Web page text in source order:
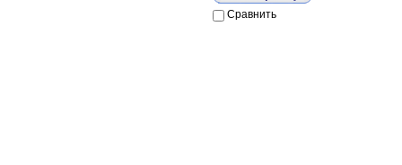
Сравнить